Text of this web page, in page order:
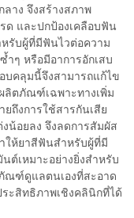
าง จึงสร้างสภาพ
ด และปกป้องเคลือบฟัน
หรับผู้ที่มีฟันไวต่อความ
ๆ หรือมีอาการอักเสบ
บคลุมนี้จึงสามารถแก้ไข
ลิตภัณฑ์เฉพาะทางเพิ่ม
ถึงการใช้สารกันเสีย
น้อยลง จึงลดการสัมผัส
ให้ยาสีฟันสำหรับผู้ที่มี
ต์เหมาะอย่างยิ่งสำหรับ
ณฑ์ดูแลตนเองที่สะอาด
ะสิทธิภาพเชิงคลินิกที่ได้